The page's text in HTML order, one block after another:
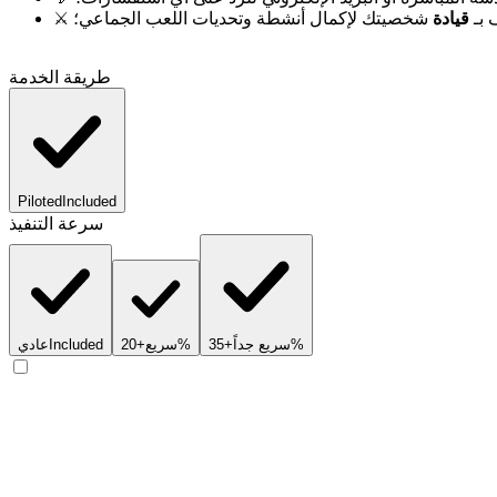
بـ قيادة شخصيتك لإكمال أنشطة وتحديات اللعب الجماعي؛
طريقة الخدمة
Piloted Included
سرعة التنفيذ
عادي Included سريع+20% سريع جداً+35%